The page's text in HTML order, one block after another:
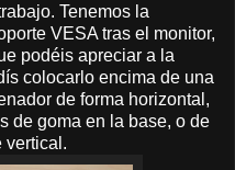
Tenemos la
VESA tras el monitor,
podéis apreciar a la
colocarlo encima de una
de forma horizontal,
de goma en la base, o de
vertical.